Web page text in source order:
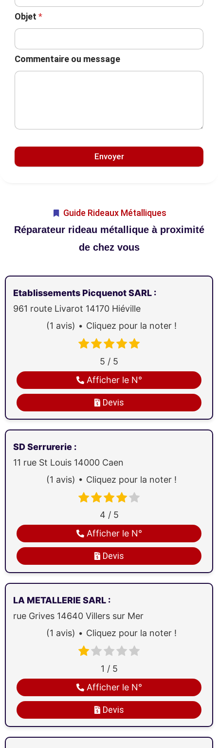
Objet *
Commentaire ou message
Envoyer
Guide Rideaux Métalliques
Réparateur rideau métallique à proximité
de chez vous
Etablissements Picquenot SARL :
961 route Livarot 14170 Hiéville
Devis
Afficher le N°
5 / 5
(1 avis) Cliquez pour la noter !
SD Serrurerie :
11 rue St Louis 14000 Caen
Devis
Afficher le N°
4 / 5
(1 avis) Cliquez pour la noter !
LA METALLERIE SARL :
rue Grives 14640 Villers sur Mer
Devis
Afficher le N°
1 / 5
(1 avis) Cliquez pour la noter !